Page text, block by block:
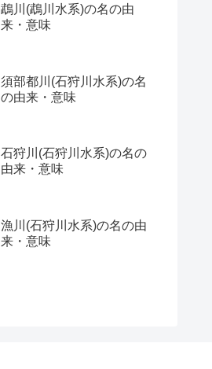
鵡川(鵡川水系)の名の由
来・意味
須部都川(石狩川水系)の名
の由来・意味
石狩川(石狩川水系)の名の
由来・意味
漁川(石狩川水系)の名の由
来・意味